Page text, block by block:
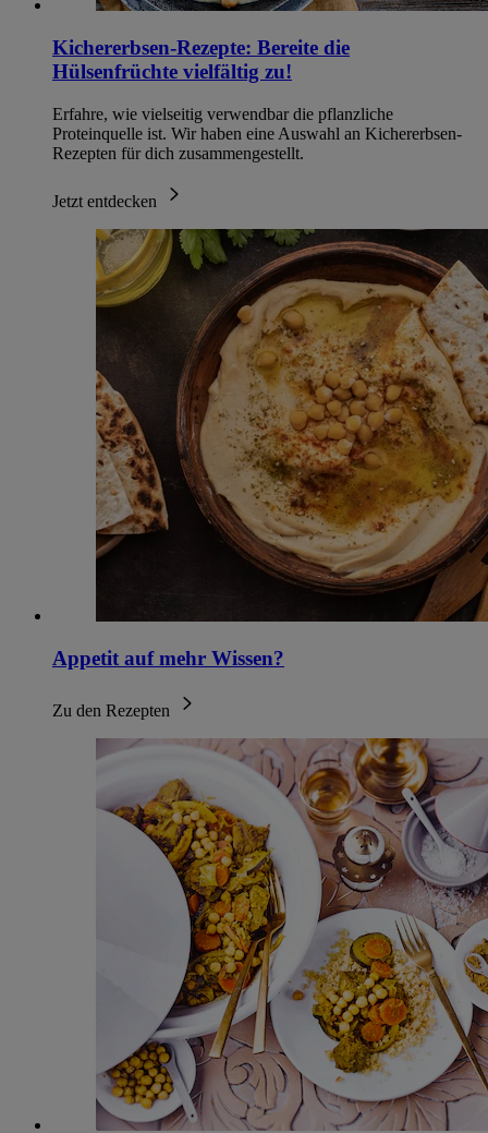
Kichererbsen-Rezepte: Bereite die
Hülsenfrüchte vielfältig zu!
Erfahre, wie vielseitig verwendbar die pflanzliche
Proteinquelle ist. Wir haben eine Auswahl an Kichererbsen-
Rezepten für dich zusammengestellt.
Jetzt entdecken
Appetit auf mehr Wissen?
Zu den Rezepten